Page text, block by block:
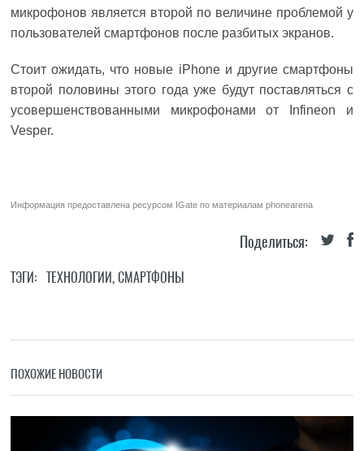
микрофонов является второй по величине проблемой у
пользователей смартфонов после разбитых экранов.
Стоит ожидать, что новые iPhone и другие смартфоны
второй половины этого года уже будут поставляться с
усовершенствованными микрофонами от Infineon и
Vesper.
Информация предоставлена ресурсом IGate по материаламphonearena
Поделиться:
ТЭГИ: ТЕХНОЛОГИИ,СМАРТФОНЫ
ПОХОЖИЕ НОВОСТИ